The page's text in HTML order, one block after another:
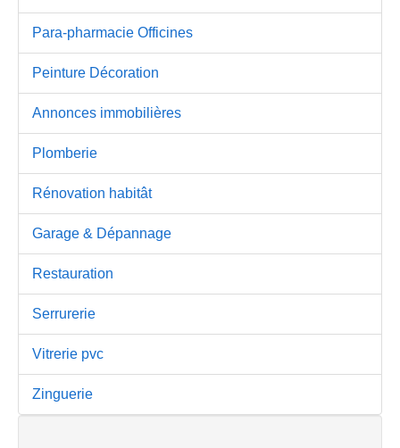
Para-pharmacie Officines
Peinture Décoration
Annonces immobilières
Plomberie
Rénovation habitât
Garage & Dépannage
Restauration
Serrurerie
Vitrerie pvc
Zinguerie